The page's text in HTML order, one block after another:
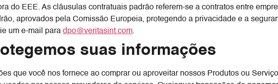
do EEE. As cláusulas contratuais padrão referem-se a contratos entre
aprovados pela Comissão Europeia, protegendo a privacidade e a
um e-mail para dpo@veritasint.com.
suas informações
que você nos fornece ao comprar ou aproveitar nossos Produtos ou